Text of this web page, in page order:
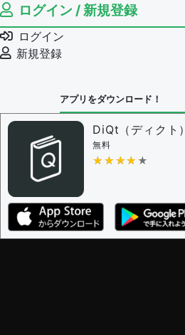
ログイン / 新規登録
ログイン
新規登録
アプリをダウンロード！
DiQt（ディクト）
無料
★★★★★
★★★★★